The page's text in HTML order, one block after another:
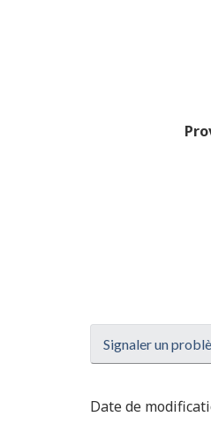
Signaler un
Date de